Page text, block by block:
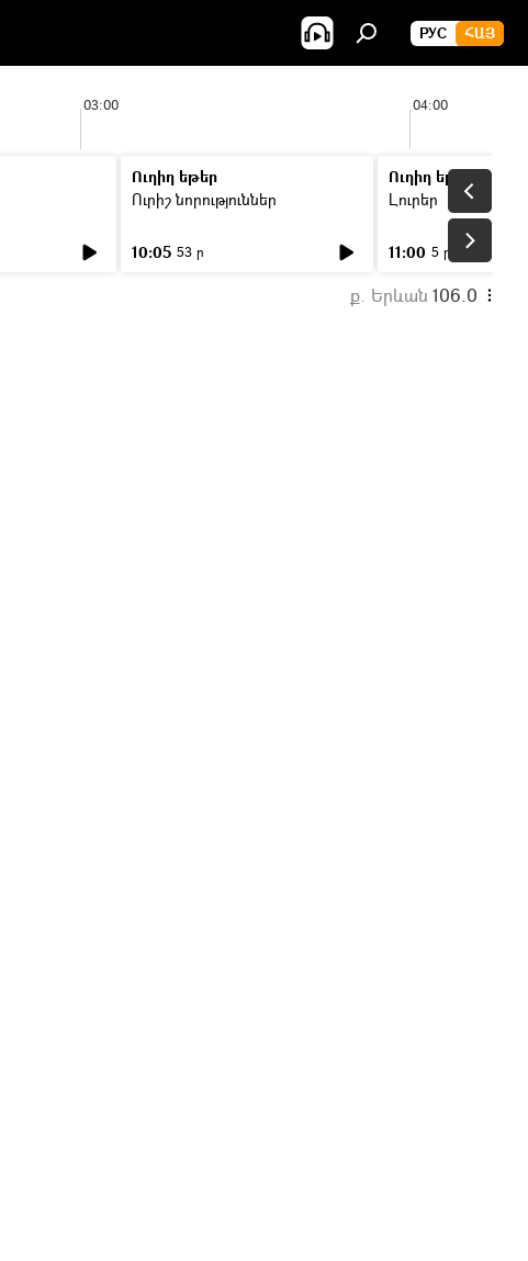
РУС ՀԱՅ
03:00 04:00
Ուղիղ եթեր
Ուրիշ նորություններ
10:05 53 ր
Ուղիղ եթեր
Լուրեր
11:00 5 ր
ք. Երևան 106.0